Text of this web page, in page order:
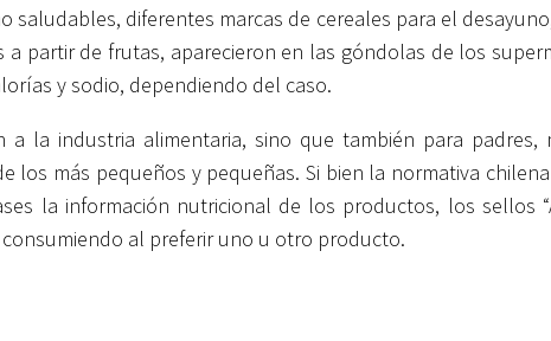
diferentes marcas de cereales para el
partir de frutas, aparecieron en las góndolas de los
y sodio, dependiendo del caso.
la industria alimentaria, sino que también para padres,
más pequeños y pequeñas. Si bien la normativa chilena
la información nutricional de los productos, los sellos
al preferir uno u otro producto.